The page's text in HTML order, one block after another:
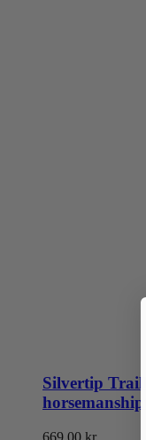
Silvertip
669.00 kr.